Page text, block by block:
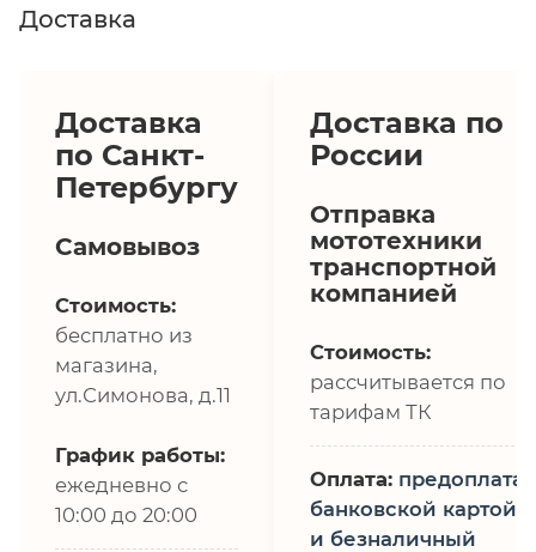
Доставка
Доставка
по Санкт-
Петербургу
Самовывоз
Стоимость:
бесплатно из
магазина,
ул.Симонова, д.11
График работы:
ежедневно с
10:00 до 20:00
Доставка по
России
Отправка
мототехники
транспортной
компанией
Стоимость:
рассчитывается по
тарифам ТК
Оплата: предоплата,
банковской картой
и безналичный